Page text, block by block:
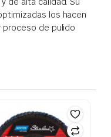
los hacen
proceso de pulido